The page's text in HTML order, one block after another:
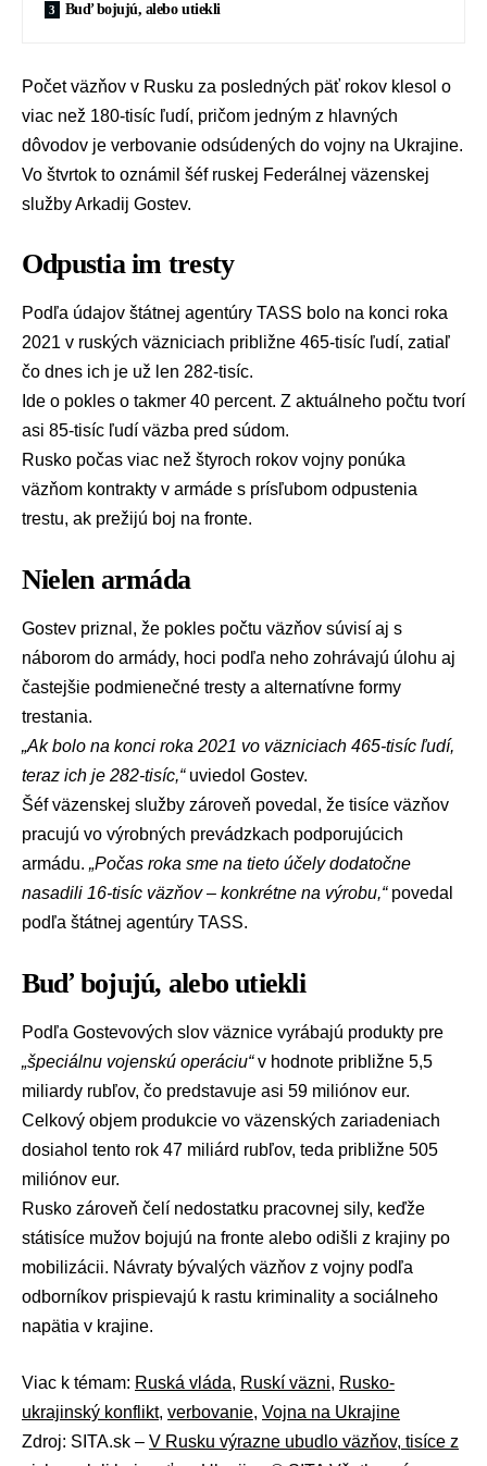
Buď bojujú, alebo utiekli
Počet väzňov v Rusku za posledných päť rokov klesol o
viac než 180-tisíc ľudí, pričom jedným z hlavných
dôvodov je verbovanie odsúdených do vojny na Ukrajine.
Vo štvrtok to oznámil šéf ruskej Federálnej väzenskej
služby Arkadij Gostev.
Odpustia im tresty
Podľa údajov štátnej agentúry TASS bolo na konci roka
2021 v ruských väzniciach približne 465-tisíc ľudí, zatiaľ
čo dnes ich je už len 282-tisíc.
Ide o pokles o takmer 40 percent. Z aktuálneho počtu tvorí
asi 85-tisíc ľudí väzba pred súdom.
Rusko počas viac než štyroch rokov vojny ponúka
väzňom kontrakty v armáde s prísľubom odpustenia
trestu, ak prežijú boj na fronte.
Nielen armáda
Gostev priznal, že pokles počtu väzňov súvisí aj s
náborom do armády, hoci podľa neho zohrávajú úlohu aj
častejšie podmienečné tresty a alternatívne formy
trestania.
„Ak bolo na konci roka 2021 vo väzniciach 465-tisíc ľudí,
teraz ich je 282-tisíc,“uviedol Gostev.
Šéf väzenskej služby zároveň povedal, že tisíce väzňov
pracujú vo výrobných prevádzkach podporujúcich
armádu. „Počas roka sme na tieto účely dodatočne
nasadili 16-tisíc väzňov – konkrétne na výrobu,“povedal
podľa štátnej agentúry TASS.
Buď bojujú, alebo utiekli
Podľa Gostevových slov väznice vyrábajú produkty pre
„špeciálnu vojenskú operáciu“v hodnote približne 5,5
miliardy rubľov, čo predstavuje asi 59 miliónov eur.
Celkový objem produkcie vo väzenských zariadeniach
dosiahol tento rok 47 miliárd rubľov, teda približne 505
miliónov eur.
Rusko zároveň čelí nedostatku pracovnej sily, keďže
státisíce mužov bojujú na fronte alebo odišli z krajiny po
mobilizácii. Návraty bývalých väzňov z vojny podľa
odborníkov prispievajú k rastu kriminality a sociálneho
napätia v krajine.
Viac k témam: Ruská vláda, Ruskí väzni, Rusko-
ukrajinský konflikt, verbovanie, Vojna na Ukrajine
Zdroj: SITA.sk – V Rusku výrazne ubudlo väzňov, tisíce z